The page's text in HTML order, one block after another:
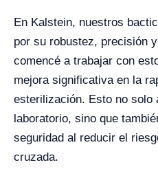
En Kalstein, nuestros
por su robustez, precisión
comencé a trabajar con
mejora significativa en la
esterilización. Esto no solo
laboratorio, sino que
seguridad al reducir el
cruzada.